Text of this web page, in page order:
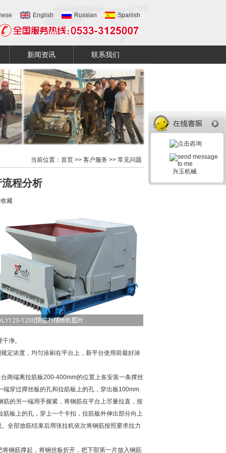
Spanish
Russian
English
新闻资讯 联系我们
当前位置： 首页 >> 客户服务 >> 常见问题
程分析
藏
净。
定浓度，均匀涂刷在平台上，新平台使用前最好涂
两端离拉筋板200-400mm的位置上各安装一条撑丝
端穿过撑丝板的孔和拉筋板上的孔，穿出板100mm
筋的另一端用手握紧，将钢筋在平台上尽量拉直，按
筋板上的孔，穿上一个卡扣，拉筋板外伸出部分向上
全部放筋结束后用张拉机依次将钢筋按照要求拉力
钢筋撑起，将钢丝板折开，把下部第一片放入钢筋
兴玉机械